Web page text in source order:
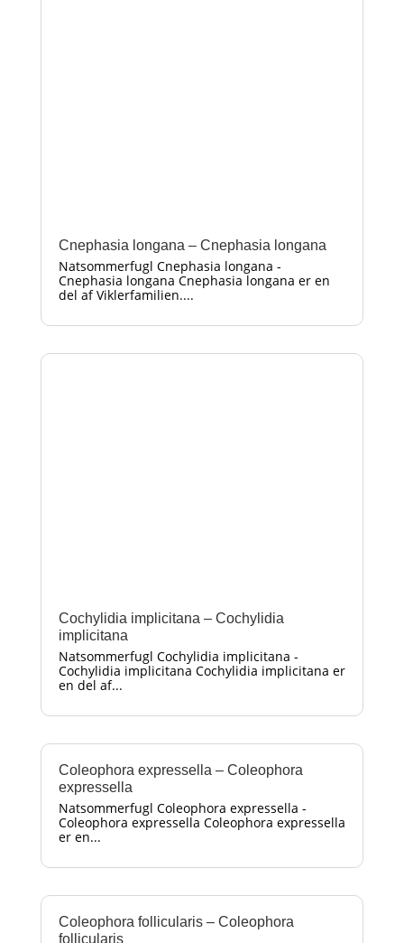
Cnephasia longana – Cnephasia longana
Natsommerfugl Cnephasia longana -
Cnephasia longana Cnephasia longana er en
del af Viklerfamilien....
Cochylidia implicitana – Cochylidia
implicitana
Natsommerfugl Cochylidia implicitana -
Cochylidia implicitana Cochylidia implicitana er
en del af...
Coleophora expressella – Coleophora
expressella
Natsommerfugl Coleophora expressella -
Coleophora expressella Coleophora expressella
er en...
Coleophora follicularis – Coleophora
follicularis